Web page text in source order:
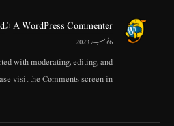
A WordPress Commenterاز
6 نومبر 2023
with moderating, editing, and
visit the Comments screen in…